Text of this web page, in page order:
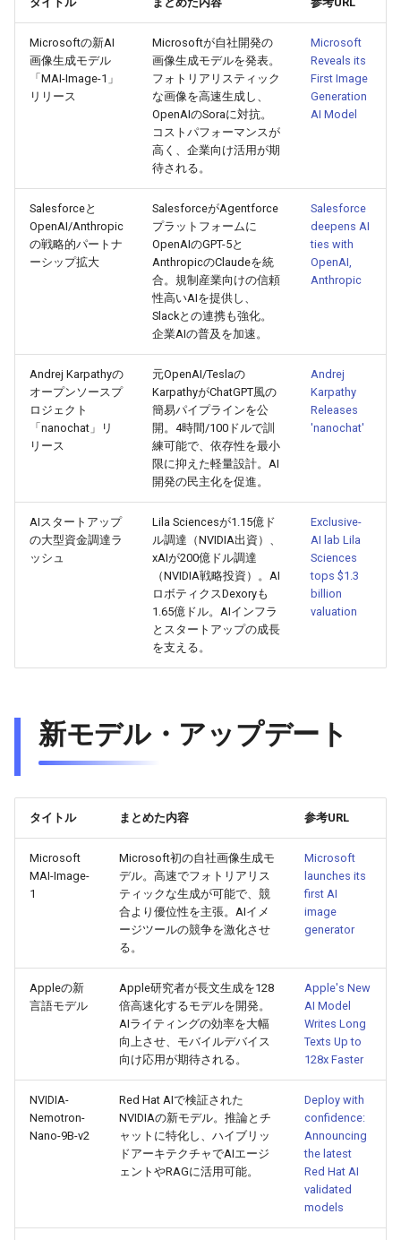
2026-07-10
2026-07-09
2026-07-08
2026-07-07
2026-07-06
2026-07-05
2026-07-04
2026-07-03
2026-07-02
2026-07-01
2026-06-30
2026-06-28
2026-06-26
2026-06-23
2026-06-21
2026-06-20
2026-06-19
2026-06-17
2026-06-16
2026-06-15
2026-06-14
2026-06-13
2026-06-12
2025-12-24
2025-12-23
2025-12-22
2025-12-21
2025-12-20
2025-12-19
2025-12-18
2025-12-17
2025-12-16
2025-12-15
2025-12-14
2025-12-12
2025-12-11
2025-12-08
2025-12-06
2025-12-05
2025-12-04
2025-12-02
2025-12-01
2025-11-30
2025-11-29
2025-11-28
2025-11-27
2026-07-10
2026-07-09
2026-07-06
2026-07-05
2026-07-02
2026-07-01
2026-06-28
2026-06-23
2026-06-22
2026-06-21
2026-06-20
2026-06-17
2026-06-15
2026-06-14
2026-05-17
2026-05-10
2026-05-03
2026-04-26
2026-04-19
2026-04-15
2026-05-24
2026-05-17
2026-05-10
2026-05-03
2026-04-26
2026-04-19
2026-04-12
2026-04-05
2026-03-29
2026-03-22
2026-03-15
2026-03-01
2026-02-22
2026-02-01
2026-01-18
2026-01-11
2026-01-04
2025-11-16
2025-11-09
2025-11-02
2025-10-26
2025-10-19
2025-10-12
2025-10-05
2025-10-02
2025-09-28
2025-09-24
2025-09-21
2026-05-24
2026-05-17
2026-05-10
2026-05-03
2026-04-26
2026-04-19
2026-04-12
2026-04-05
2026-03-29
2026-03-22
2026-03-15
2026-03-01
2026-02-22
2026-02-05
2026-05-24
2026-05-17
2026-05-10
2026-05-03
2026-04-26
2026-04-19
2026-04-12
2026-04-05
2026-03-29
2026-03-22
2026-03-15
2026-03-01
2026-02-22
2026-02-01
2026-01-18
2026-01-11
2026-01-04
2025-11-09
2025-11-02
2025-10-26
2025-10-19
2025-10-12
2025-10-05
2025-10-04
2026-07-10
2026-07-09
2026-07-08
2026-07-07
2026-07-05
2026-07-04
2026-07-03
2026-07-02
2026-07-01
2026-06-30
2026-06-29
2026-06-26
2026-06-25
2026-06-21
2026-06-19
2026-06-18
2026-06-17
2026-06-14
2026-06-13
2026-06-12
2026-06-11
2026-06-10
2026-06-09
2025-12-24
2025-12-23
2025-12-22
2025-12-21
2025-12-20
2025-12-19
2025-12-18
2025-12-17
2025-12-16
2025-12-15
2025-12-14
2025-12-12
2025-12-11
2025-12-08
2025-12-06
2025-12-05
2025-12-04
2025-12-02
2025-12-01
2025-11-30
2025-11-29
2025-11-28
2025-11-27
2026-05-24
2026-05-17
2026-05-10
2026-05-03
2026-04-26
2026-04-19
2026-04-12
2026-04-05
2026-03-29
2026-03-22
2026-03-15
2026-03-01
2026-02-22
2026-02-01
2026-01-18
2026-01-11
2026-01-04
2025-11-09
2025-11-02
2025-10-26
2025-10-19
2025-10-12
2025-10-05
2025-10-02
2025-09-27
2025-09-23
2026-05-10
2026-05-03
2026-04-26
2026-04-19
2026-04-12
2026-04-07
2026-04-05
2026-03-29
2026-03-22
2026-03-15
2026-03-08
2026-02-22
2026-02-15
2026-01-25
2026-01-13
2026-07-09
2026-07-08
2026-07-07
2026-07-06
2026-07-05
2026-07-04
2026-07-03
2026-07-02
2026-07-01
2026-06-30
2026-06-28
2026-06-25
2026-06-24
2026-06-21
2026-06-19
2026-06-18
2026-06-17
2026-06-15
2026-06-14
2026-06-13
2026-06-12
2026-06-11
2026-06-10
2025-12-24
2025-12-23
2025-12-22
2025-12-21
2025-12-20
2025-12-19
2025-12-18
2025-12-17
2025-12-16
2025-12-15
2025-12-14
2025-12-12
2025-12-11
2025-12-08
2025-12-06
2025-12-05
2025-12-04
2025-12-02
2025-12-01
2025-11-30
2025-11-29
2025-11-28
2025-11-27
2026-05-24
2026-05-17
2026-05-10
2026-05-03
2026-04-26
2026-04-19
2026-04-12
2026-04-05
2026-03-29
2026-03-22
2026-03-15
2026-03-01
2026-02-22
2026-02-01
2026-01-18
2026-01-11
2026-01-04
2026-07-09
2026-07-08
2026-07-07
2026-07-06
2026-07-05
2026-07-04
2026-07-03
2026-07-02
2026-07-01
2026-06-30
2026-06-29
2026-06-27
2026-06-26
2026-06-23
2026-06-21
2026-06-20
2026-06-19
2026-06-17
2026-06-16
2026-06-15
2026-06-14
2026-06-13
2026-06-12
2026-05-30
2026-05-23
2026-05-19
2026-05-18
2026-05-23
2026-05-19
2026-07-08
2026-07-07
2026-07-06
2026-07-05
2026-07-04
2026-07-02
2026-07-01
2026-06-30
2026-06-29
2026-06-28
2026-06-25
2026-06-23
2026-06-22
2026-06-18
2026-06-16
2026-06-15
2026-06-14
2026-06-11
2026-06-10
2026-06-09
2026-06-08
2026-06-07
2026-06-06
2026-05-24
2026-05-17
2026-05-10
2026-05-03
2026-04-26
2026-04-19
2026-04-12
2026-04-05
2026-03-30
Microsoftの新AI
画像生成モデル
「MAI-Image-1」
リリース
Microsoftが自社開発の
画像生成モデルを発表。
フォトリアリスティック
な画像を高速生成し、
OpenAIのSoraに対抗。
コストパフォーマンスが
高く、企業向け活用が期
待される。
Microsoft
Reveals its
First Image
Generation
AI Model
Salesforceと
OpenAI/Anthropic
の戦略的パートナ
ーシップ拡大
SalesforceがAgentforce
プラットフォームに
OpenAIのGPT-5と
AnthropicのClaudeを統
合。規制産業向けの信頼
性高いAIを提供し、
Slackとの連携も強化。
企業AIの普及を加速。
Salesforce
deepens AI
ties with
OpenAI,
Anthropic
Andrej Karpathyの
オープンソースプ
ロジェクト
「nanochat」リ
リース
元OpenAI/Teslaの
KarpathyがChatGPT風の
簡易パイプラインを公
開。4時間/100ドルで訓
練可能で、依存性を最小
限に抑えた軽量設計。AI
開発の民主化を促進。
Andrej
Karpathy
Releases
'nanochat'
AIスタートアップ
の大型資金調達ラ
ッシュ
Lila Sciencesが1.15億ド
ル調達（NVIDIA出資）、
xAIが200億ドル調達
（NVIDIA戦略投資）。AI
ロボティクスDexoryも
1.65億ドル。AIインフラ
とスタートアップの成長
を支える。
Exclusive-
AI lab Lila
Sciences
tops $1.3
billion
valuation
新モデル・アップデート
タイトル まとめた内容 参考URL
Microsoft
MAI-Image-
1
Microsoft初の自社画像生成モ
デル。高速でフォトリアリス
ティックな生成が可能で、競
合より優位性を主張。AIイメ
ージツールの競争を激化させ
る。
Microsoft
launches its
first AI
image
generator
Appleの新
言語モデル
Apple研究者が長文生成を128
倍高速化するモデルを開発。
AIライティングの効率を大幅
向上させ、モバイルデバイス
向け応用が期待される。
Apple's New
AI Model
Writes Long
Texts Up to
128x Faster
NVIDIA-
Nemotron-
Nano-9B-v2
Red Hat AIで検証された
NVIDIAの新モデル。推論とチ
ャットに特化し、ハイブリッ
ドアーキテクチャでAIエージ
ェントやRAGに活用可能。
Deploy with
confidence:
Announcing
the latest
Red Hat AI
validated
models